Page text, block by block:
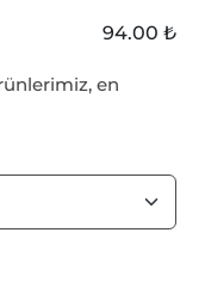
94.00 ₺
en